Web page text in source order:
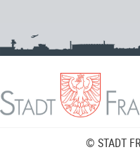
© STADT